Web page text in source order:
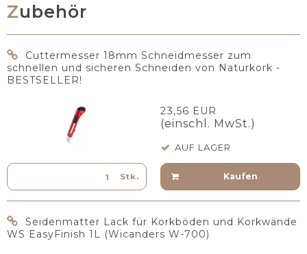
Zubehör
Cuttermesser 18mm Schneidmesser zum
schnellen und sicheren Schneiden von Naturkork -
BESTSELLER!
23,56 EUR
(einschl. MwSt.)
AUF LAGER
Stk. Kaufen
Seidenmatter Lack für Korkböden und Korkwände
WS EasyFinish 1L (Wicanders W-700)